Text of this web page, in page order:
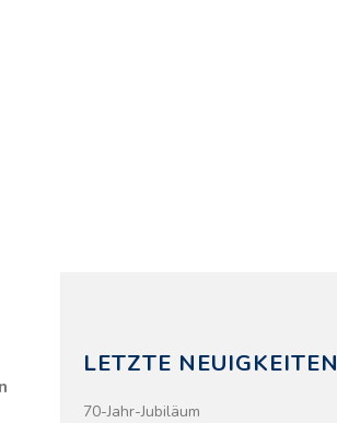
LETZTE NEUIGKEITEN
70-Jahr-Jubiläum